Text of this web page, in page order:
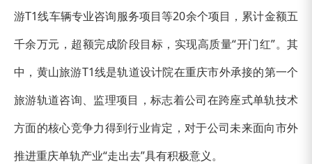
游T1线车辆专业咨询服务项目等20余个项目，累计金额五
千余万元，超额完成阶段目标，实现高质量“开门红”。其
中，黄山旅游T1线是轨道设计院在重庆市外承接的第一个
旅游轨道咨询、监理项目，标志着公司在跨座式单轨技术
方面的核心竞争力得到行业肯定，对于公司未来面向市外
推进重庆单轨产业“走出去”具有积极意义。